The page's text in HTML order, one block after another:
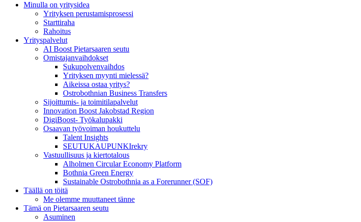
Minulla on yritysidea
Yrityksen perustamisprosessi
Starttiraha
Rahoitus
Yrityspalvelut
AI Boost Pietarsaaren seutu
Omistajanvaihdokset
Sukupolvenvaihdos
Yrityksen myynti mielessä?
Aikeissa ostaa yritys?
Ostrobothnian Business Transfers
Sijoittumis- ja toimitilapalvelut
Innovation Boost Jakobstad Region
DigiBoost- Työkalupakki
Osaavan työvoiman houkuttelu
Talent Insights
SEUTUKAUPUNKIrekry
Vastuullisuus ja kiertotalous
Alholmen Circular Economy Platform
Bothnia Green Energy
Sustainable Ostrobothnia as a Forerunner (SOF)
Täällä on töitä
Me olemme muuttaneet tänne
Tämä on Pietarsaaren seutu
Asuminen